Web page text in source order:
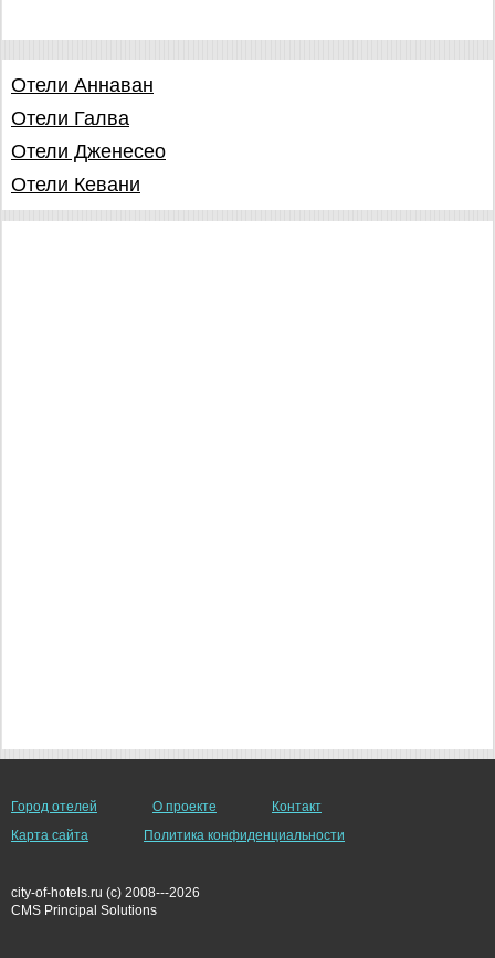
Отели Аннаван
Отели Галва
Отели Дженесео
Отели Кевани
Город отелей О проекте
Контакт
Карта сайта
Политика конфиденциальности
city-of-hotels.ru (c) 2008---2026
СMS Principal Solutions